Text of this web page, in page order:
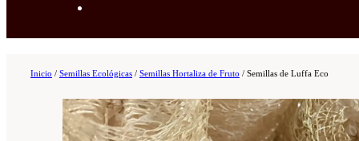
Inicio / Semillas Ecológicas / Semillas Hortaliza de Fruto / Semillas de Luffa Eco